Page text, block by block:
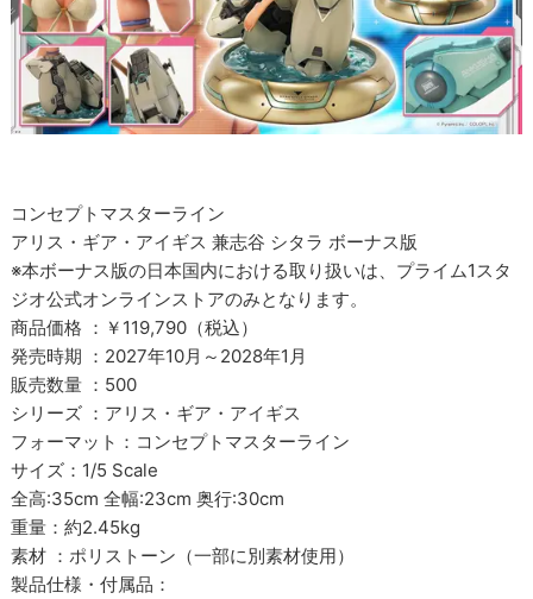
コンセプトマスターライン
アリス・ギア・アイギス 兼志谷 シタラ ボーナス版
※本ボーナス版の日本国内における取り扱いは、プライム1スタ
ジオ公式オンラインストアのみとなります。
商品価格 ：￥119,790（税込）
発売時期 ：2027年10月～2028年1月
販売数量 ：500
シリーズ ：アリス・ギア・アイギス
フォーマット：コンセプトマスターライン
サイズ：1/5 Scale
全高:35cm 全幅:23cm 奥行:30cm
重量：約2.45kg
素材 ：ポリストーン（一部に別素材使用）
製品仕様・付属品：